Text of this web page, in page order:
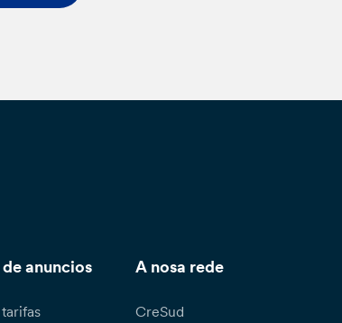
anuncios A nosa rede
CreSud